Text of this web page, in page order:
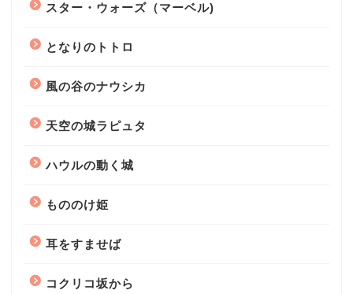
スター・ウォーズ（マーベル)
となりのトトロ
風の谷のナウシカ
天空の城ラピュタ
ハウルの動く城
もののけ姫
耳をすませば
コクリコ坂から